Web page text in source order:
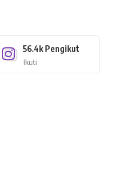
56.4k Pengikut
Ikuti